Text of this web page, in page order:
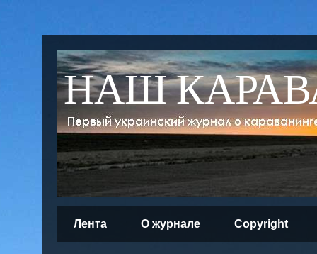
НАШ
Лента О журнале Copyright